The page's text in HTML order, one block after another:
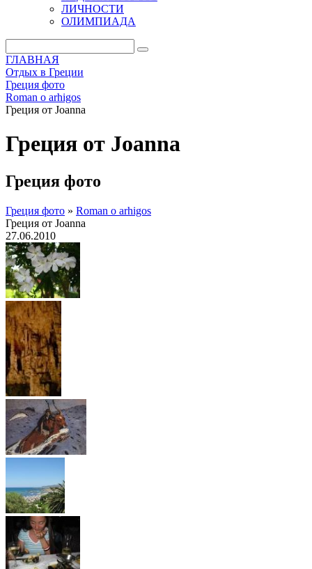
ЛИЧНОСТИ
ОЛИМПИАДА
ГЛАВНАЯ
Отдых в Греции
Греция фото
Roman o arhigos
Греция от Joanna
Греция от Joanna
Греция фото
Греция фото » Roman o arhigos
Греция от Joanna
27.06.2010